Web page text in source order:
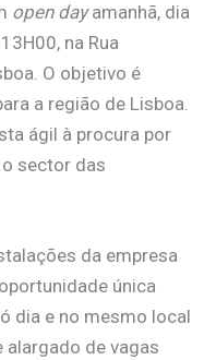
open dayamanhã, dia
na Rua
O objetivo é
a região de Lisboa.
ágil à procura por
sector das
da empresa
única
dia e no mesmo local
alargado de vagas